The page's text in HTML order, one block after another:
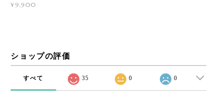
¥9,900
ショップの評価
すべて 35 0 0